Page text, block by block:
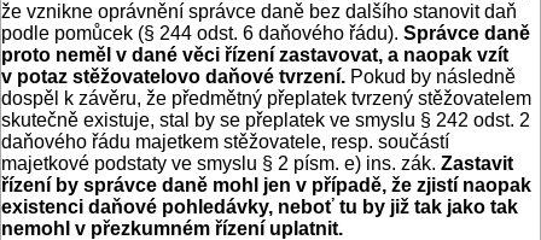
že vznikne oprávnění správce daně bez dalšího stanovit daň
podle pomůcek (§ 244 odst. 6 daňového řádu). Správce daně
proto neměl v dané věci řízení zastavovat, a naopak vzít
v potaz stěžovatelovo daňové tvrzení. Pokud by následně
dospěl k závěru, že předmětný přeplatek tvrzený stěžovatelem
skutečně existuje, stal by se přeplatek ve smyslu § 242 odst. 2
daňového řádu majetkem stěžovatele, resp. součástí
majetkové podstaty ve smyslu § 2 písm. e) ins. zák. Zastavit
řízení by správce daně mohl jen v případě, že zjistí naopak
existenci daňové pohledávky, neboť tu by již tak jako tak
nemohl v přezkumném řízení uplatnit.